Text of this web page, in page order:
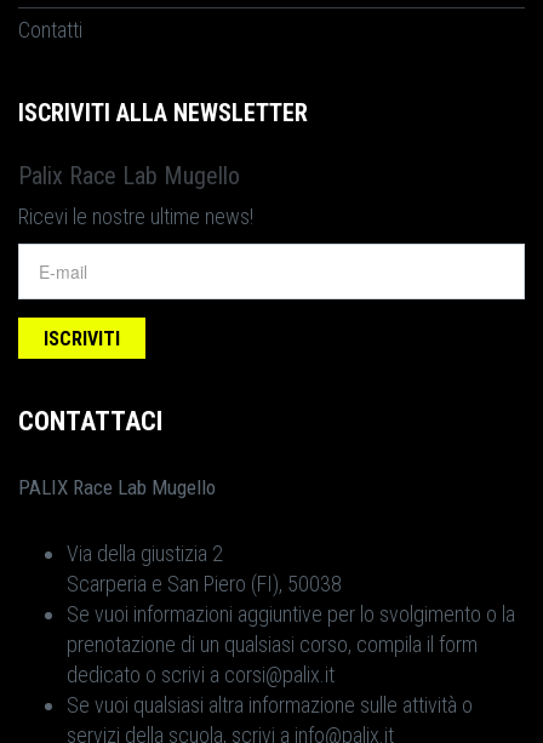
Contatti
ISCRIVITI ALLA NEWSLETTER
Palix Race Lab Mugello
Ricevi le nostre ultime news!
CONTATTACI
PALIX Race Lab Mugello
Via della giustizia 2
Scarperia e San Piero (FI), 50038
Se vuoi informazioni aggiuntive per lo svolgimento o la
prenotazione di un qualsiasi corso, compila il form
dedicato o scrivi a corsi@palix.it
Se vuoi qualsiasi altra informazione sulle attività o
servizi della scuola, scrivi a info@palix.it